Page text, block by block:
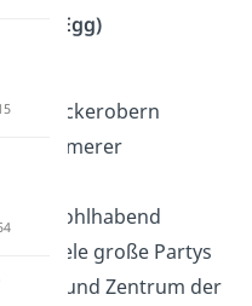
(West Egg)
zurückerobern
aus ärmerer
wohlhabend
viele große Partys
und Zentrum der